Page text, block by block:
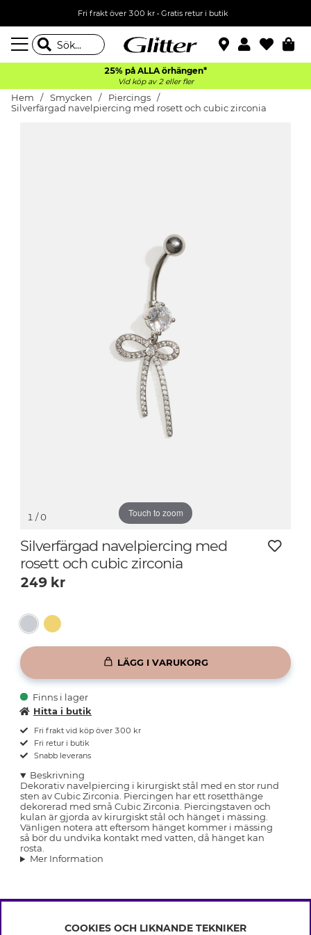
Fri frakt över 300 kr• Gratis retur i butik
25% på ALLA örhängen*
Vid köp av 2 eller fler
Hem Smycken
Piercings
Silverfärgad navelpiercing med rosett och cubic zirconia
Touch to zoom
1 / 0
Silverfärgad navelpiercing med
rosett och cubic zirconia
249 kr
LÄGG I VARUKORG
Finns i lager
Hitta i butik
Fri frakt vid köp över 300 kr
Fri retur i butik
Snabb leverans
Beskrivning
Dekorativ navelpiercing i kirurgiskt stål med en stor rund
sten av Cubic Zirconia. Piercingen har ett rosetthänge
dekorerad med små Cubic Zirconia. Piercingstaven och
kulan är gjorda av kirurgiskt stål och hänget i mässing.
Vänligen notera att eftersom hänget kommer i mässing
så bör du undvika kontakt med vatten, då hänget kan
rosta.
Mer Information
INFO
COOKIES OCH LIKNANDE TEKNIKER